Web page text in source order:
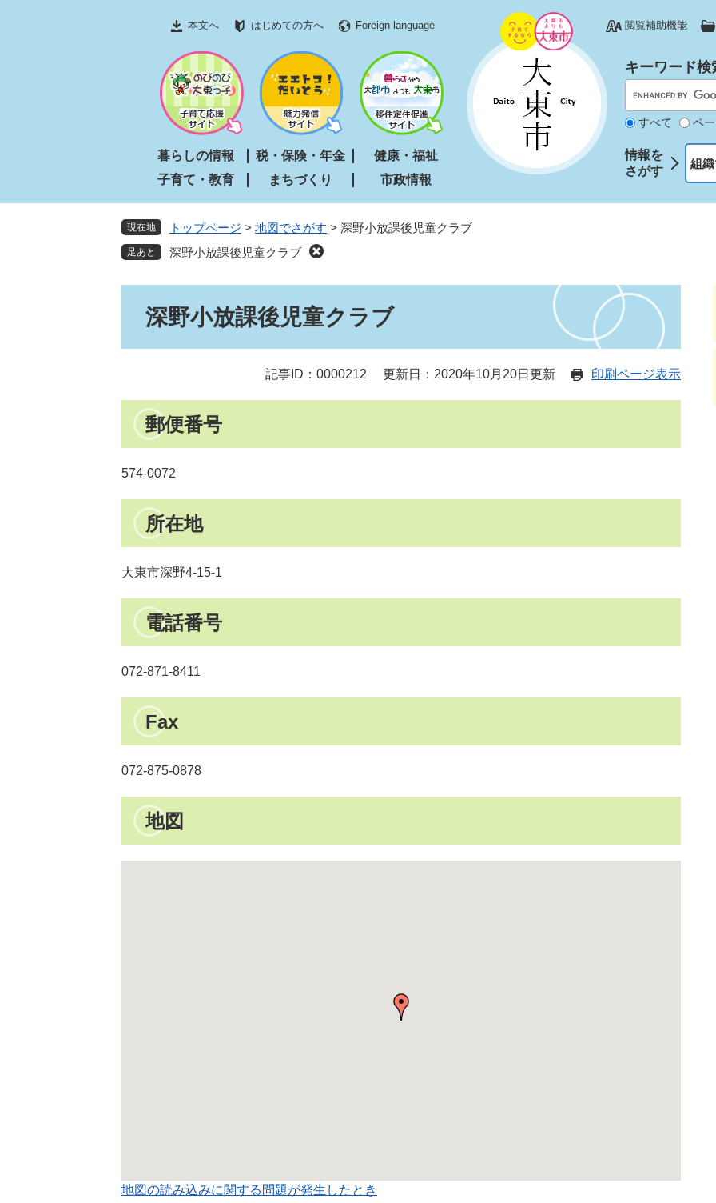
文
本文へ はじめての方へ Foreign language 閲覧補助機能
暮らしの情報 税・保険・年金
健康・福祉
子育て・教育
まちづくり 市政情報
キーワード検
すべて ペ
情報を
さがす
組
現在地 トップページ > 地図でさがす > 深野小放課後児童クラブ
深野小放課後児童クラブ
深野小放課後児童クラブ
記事ID：0000212 更新日：2020年10月20日更新 印刷ページ表示
郵便番号
574-0072
所在地
大東市深野4-15-1
電話番号
072-871-8411
Fax
072-875-0878
地図
地図の読み込みに関する問題が発生したとき